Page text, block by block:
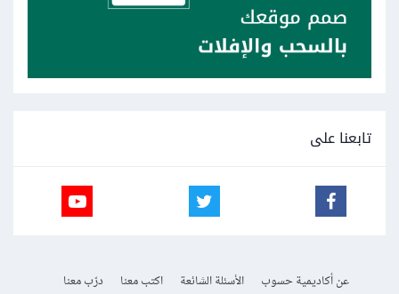
تابعنا على
عن أكاديمية حسوب الأسئلة الشائعة اكتب معنا
درّب معنا